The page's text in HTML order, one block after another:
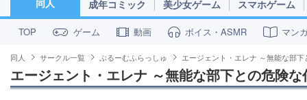
成年コミック 美少女ゲーム スマホゲーム
TOP ゲーム 動画 ボイス・ASMR マン
同人 サークル一覧 ぶるーむふらっしゅ エージェント・エレナ ～無能な部
エージェント・エレナ ～無能な部下との危険な